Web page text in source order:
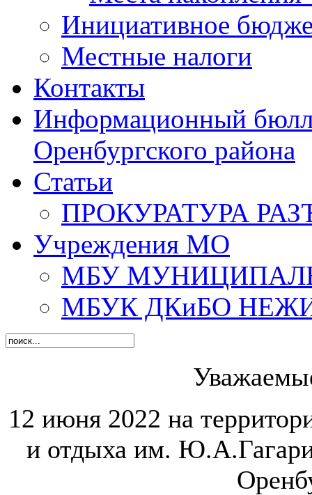
Инициативное
Местные налоги
Контакты
Информационный
Оренбургского района
Статьи
ПРОКУРАТУРА
Учреждения МО
МБУ
МБУК ДКиБО
12 июня 2022 на
и отдыха им.